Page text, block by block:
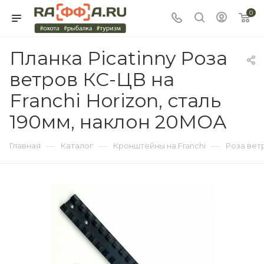
0
Планка Picatinny Роза
ветров КС-ЦВ на
Franchi Horizon, сталь
190мм, наклон 20МОА
Главная — Каталог — Кронштейны на Franchi — Роза